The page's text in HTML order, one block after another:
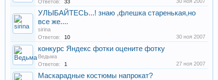
Ответов: 33
УЛЫБАЙТЕСЬ...! знаю ,флешка старенькая,но
все же....
sirina
Ответов:
10 30 ноя 2007
конкурс Яндекс фотки оцените фотку
Ведьма
Ответов:
1 27 ноя 2007
Маскарадные костюмы напрокат?